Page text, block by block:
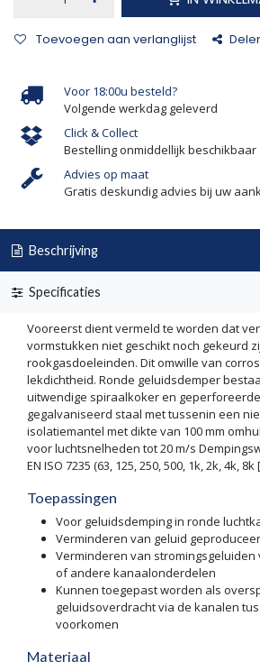
Toevoegen aan verlanglijst
Voor 18:00u besteld?
Volgende werkdag geleverd
Click & Collect
Bestelling onmiddellijk beschikbaar
Advies op maat
Gratis deskundig advies bij uw
Beschrijving
Specificaties
Vooreerst dient vermeld te worden dat
vormstukken niet geschikt noch gekeurd
rookgasdoeleinden. Dit omwille van
lekdichtheid. Ronde geluidsdemper
uitwendige spiraalkoker en
gegalvaniseerd staal met tussenin een
isolatiemantel met dikte van 100 mm
voor luchtsnelheden tot 20 m/s
EN ISO 7235 (63, 125, 250, 500, 1k, 2k, 4k, 8k
Toepassingen
Voor geluidsdemping in ronde
Verminderen van geluid
Verminderen van
of andere kanaalonderdelen
Kunnen toegepast worden als
geluidsoverdracht via de kanalen
voorkomen
Materiaal